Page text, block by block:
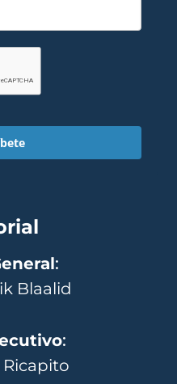
:
Blaalid
:
Ricapito